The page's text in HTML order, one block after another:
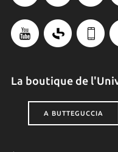
La boutique de
A BUTTEGUCCIA